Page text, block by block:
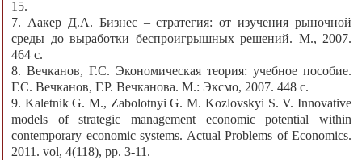
15.
7. Аакер Д.А. Бизнес – стратегия: от изучения рыночной
среды до выработки беспроигрышных решений. М., 2007.
464 с.
8. Вечканов, Г.С. Экономическая теория: учебное пособие.
Г.С. Вечканов, Г.Р. Вечканова. М.: Эксмо, 2007. 448 с.
9. Kaletnik G. M., Zabolotnyi G. M. Kozlovskyi S. V. Innovative
models of strategic management economic potential within
contemporary economic systems. Actual Problems of Economics.
2011. vol, 4(118), pp. 3-11.